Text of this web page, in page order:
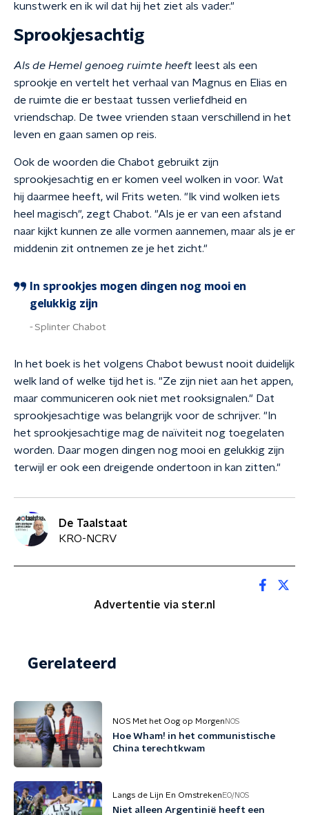
kunstwerk en ik wil dat hij het ziet als vader."
Sprookjesachtig
Als de Hemel genoeg ruimte heeft leest als een
sprookje en vertelt het verhaal van Magnus en Elias en
de ruimte die er bestaat tussen verliefdheid en
vriendschap. De twee vrienden staan verschillend in het
leven en gaan samen op reis.
Ook de woorden die Chabot gebruikt zijn
sprookjesachtig en er komen veel wolken in voor. Wat
hij daarmee heeft, wil Frits weten. "Ik vind wolken iets
heel magisch", zegt Chabot. "Als je er van een afstand
naar kijkt kunnen ze alle vormen aannemen, maar als je er
middenin zit ontnemen ze je het zicht."
In sprookjes mogen dingen nog mooi en
gelukkig zijn
Splinter Chabot
In het boek is het volgens Chabot bewust nooit duidelijk
welk land of welke tijd het is. "Ze zijn niet aan het appen,
maar communiceren ook niet met rooksignalen." Dat
sprookjesachtige was belangrijk voor de schrijver. "In
het sprookjesachtige mag de naïviteit nog toegelaten
worden. Daar mogen dingen nog mooi en gelukkig zijn
terwijl er ook een dreigende ondertoon in kan zitten."
De Taalstaat
KRO-NCRV
Advertentie via ster.nl
Gerelateerd
NOS Met het Oog op Morgen NOS
Hoe Wham! in het communistische
China terechtkwam
Langs de Lijn En Omstreken EO/NOS
Niet alleen Argentinië heeft een